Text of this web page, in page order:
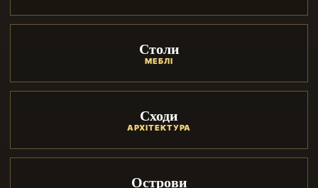
Столи
МЕБЛІ
Сходи
АРХІТЕКТУРА
Острови